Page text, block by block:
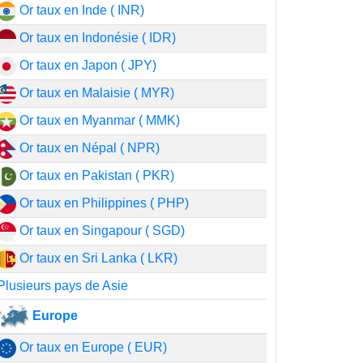
Or taux en Inde ( INR)
Or taux en Indonésie ( IDR)
Or taux en Japon ( JPY)
Or taux en Malaisie ( MYR)
Or taux en Myanmar ( MMK)
Or taux en Népal ( NPR)
Or taux en Pakistan ( PKR)
Or taux en Philippines ( PHP)
Or taux en Singapour ( SGD)
Or taux en Sri Lanka ( LKR)
pays de Asie
Europe
Or taux en Europe ( EUR)